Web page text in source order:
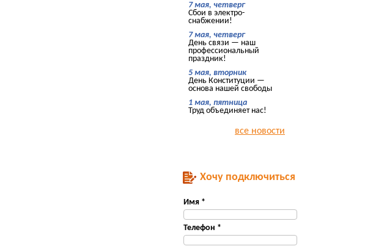
7 мая, четверг
Сбои в электро-
снабжении!
7 мая, четверг
День связи — наш
профессиональный
праздник!
5 мая, вторник
День Конституции —
основа нашей свободы
1 мая, пятница
Труд объединяет нас!
все новости
Хочу подключиться
Имя *
Телефон *